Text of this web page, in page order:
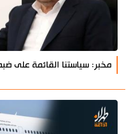
مخبر: سياستنا القائمة على